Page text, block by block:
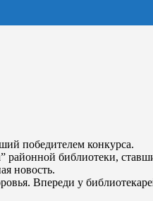
победителем конкурса.
районной библиотеки,
новость.
Впереди у